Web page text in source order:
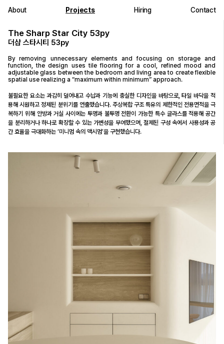
About Projects Hiring Contact
The Sharp Star City 53py
더샵 스타시티 53py
By removing unnecessary elements and focusing on storage and
function, the design uses tile flooring for a cool, refined mood and
adjustable glass between the bedroom and living area to create flexible
spatial use realizing a “maximum within minimum” approach.
불필요한 요소는 과감히 덜어내고 수납과 기능에 충실한 디자인을 바탕으로, 타일 바닥을 적
용해 시원하고 정제된 분위기를 연출했습니다. 주상복합 구조 특유의 제한적인 전용면적을 극
복하기 위해 안방과 거실 사이에는 투명과 불투명 전환이 가능한 특수 글라스를 적용해 공간
을 분리하거나 하나로 확장할 수 있는 가변성을 부여했으며, 절제된 구성 속에서 사용성과 공
간 효율을 극대화하는 ‘미니멈 속의 맥시멈’을 구현했습니다.